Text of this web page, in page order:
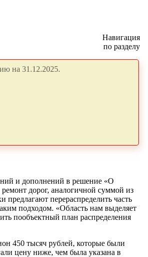
Навигация
по разделу
на 31.12.2025.
и дополнений в решение «О
дорог, аналогичной суммой из
перераспределить часть
подходом. «Область нам выделяет
пообъектный план распределения
450 тысяч рублей, которые были
цену ниже, чем была указана в